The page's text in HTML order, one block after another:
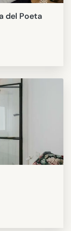
del Poeta